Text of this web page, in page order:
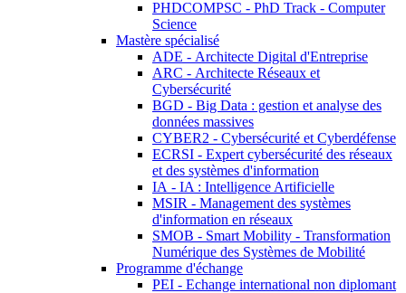
PHDCOMPSC - PhD Track - Computer
Science
Mastère spécialisé
ADE - Architecte Digital d'Entreprise
ARC - Architecte Réseaux et
Cybersécurité
BGD - Big Data : gestion et analyse des
données massives
CYBER2 - Cybersécurité et Cyberdéfense
ECRSI - Expert cybersécurité des réseaux
et des systèmes d'information
IA - IA : Intelligence Artificielle
MSIR - Management des systèmes
d'information en réseaux
SMOB - Smart Mobility - Transformation
Numérique des Systèmes de Mobilité
Programme d'échange
PEI - Echange international non diplomant